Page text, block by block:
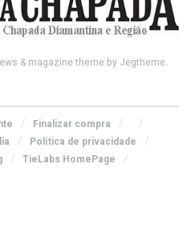
& magazine theme by Jegtheme.
Finalizar compra
Política de privacidade
TieLabs HomePage